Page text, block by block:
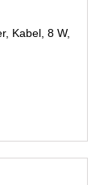
Kabel, 8 W,